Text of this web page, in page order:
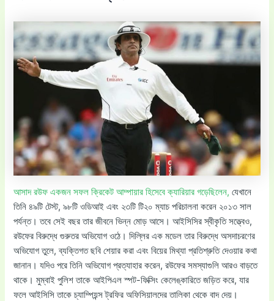
আসাদ রউফ একজন সফল ক্রিকেট আম্পায়ার হিসেবে ক্যারিয়ার গড়েছিলেন, যেখানে
তিনি ৪৯টি টেস্ট, ৯৮টি ওডিআই এবং ২৩টি টি২০ ম্যাচ পরিচালনা করেন ২০১৩ সাল
পর্যন্ত। তবে সেই বছর তার জীবনে ভিন্ন মোড় আসে। আইসিসির স্বীকৃতি সত্ত্বেও,
রউফের বিরুদ্ধে গুরুতর অভিযোগ ওঠে। দিল্লির এক মডেল তার বিরুদ্ধে অসদাচরণের
অভিযোগ তুলে, ব্যক্তিগত ছবি শেয়ার করা এবং বিয়ের মিথ্যা প্রতিশ্রুতি দেওয়ার কথা
জানান। যদিও পরে তিনি অভিযোগ প্রত্যাহার করেন, রউফের সমস্যাগুলি আরও বাড়তে
থাকে। মুম্বাই পুলিশ তাকে আইপিএল স্পট-ফিক্সিং কেলেঙ্কারিতে জড়িত করে, যার
ফলে আইসিসি তাকে চ্যাম্পিয়ন্স ট্রফির অফিসিয়ালদের তালিকা থেকে বাদ দেয়।